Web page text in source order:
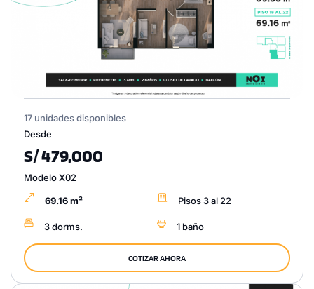
17 unidades disponibles
Desde
S/ 479,000
Modelo X02
69.16 m² Pisos 3 al 22
3 dorms. 1 baño
COTIZAR AHORA